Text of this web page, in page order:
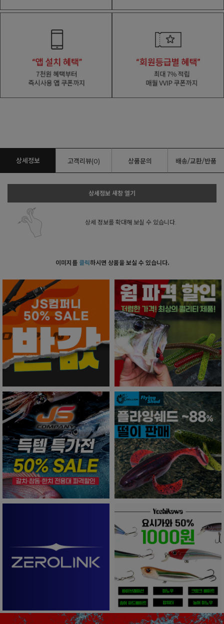
상세정보 고객리뷰(0) 상품문의 배송/교환/반품
상세정보 새창 열기
상세 정보를 확대해 보실 수 있습니다.
이미지를 클릭하시면 상품을 보실 수 있습니다.